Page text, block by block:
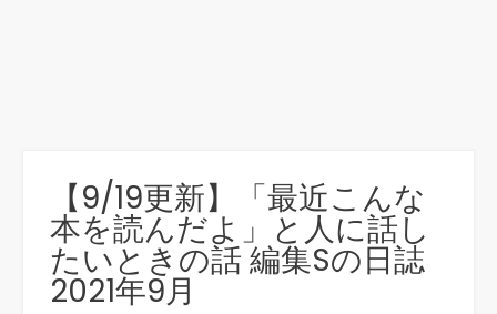
【9/19更新】「最近こんな
本を読んだよ」と人に話し
たいときの話 編集Sの日誌
2021年9月